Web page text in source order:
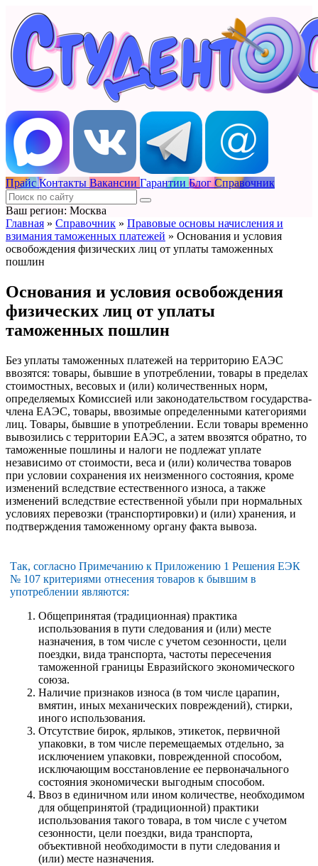
Прайс Контакты Вакансии Гарантии Блог Справочник
Ваш регион: Москва
Главная » Справочник » Правовые основы начисления и
взимания таможенных платежей » Основания и условия
освобождения физических лиц от уплаты таможенных
пошлин
Основания и условия освобождения
физических лиц от уплаты
таможенных пошлин
Без уплаты таможенных платежей на территорию ЕАЭС
ввозятся: товары, бывшие в употреблении, товары в пределах
стоимостных, весовых и (или) количественных норм,
определяемых Комиссией или законодательством государства-
члена ЕАЭС, товары, ввозимые определенными категориями
лиц. Товары, бывшие в употреблении. Если товары временно
вывозились с территории ЕАЭС, а затем ввозятся обратно, то
таможенные пошлины и налоги не подлежат уплате
независимо от стоимости, веса и (или) количества товаров
при условии сохранения их неизменного состояния, кроме
изменений вследствие естественного износа, а также
изменений вследствие естественной убыли при нормальных
условиях перевозки (транспортировки) и (или) хранения, и
подтверждения таможенному органу факта вывоза.
Так, согласно Примечанию к Приложению 1 Решения ЕЭК
№ 107 критериями отнесения товаров к бывшим в
употреблении являются:
Общепринятая (традиционная) практика
использования в пути следования и (или) месте
назначения, в том числе с учетом сезонности, цели
поездки, вида транспорта, частоты пересечения
таможенной границы Евразийского экономического
союза.
Наличие признаков износа (в том числе царапин,
вмятин, иных механических повреждений), стирки,
иного использования.
Отсутствие бирок, ярлыков, этикеток, первичной
упаковки, в том числе перемещаемых отдельно, за
исключением упаковки, поврежденной способом,
исключающим восстановление ее первоначального
состояния экономически выгодным способом.
Ввоз в единичном или ином количестве, необходимом
для общепринятой (традиционной) практики
использования такого товара, в том числе с учетом
сезонности, цели поездки, вида транспорта,
объективной необходимости в пути следования и
(или) месте назначения.